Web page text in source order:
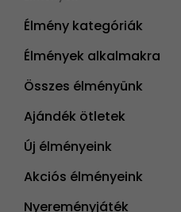
Élmény kategóriák
Élmények alkalmakra
Összes élményünk
Ajándék ötletek
Új élményeink
Akciós élményeink
Nyereményjáték